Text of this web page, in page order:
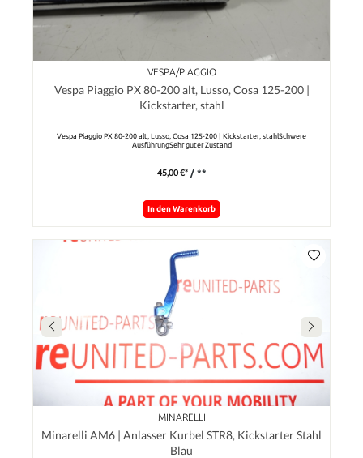
VESPA/PIAGGIO
Vespa Piaggio PX 80-200 alt, Lusso, Cosa 125-200 |
Kickstarter, stahl
Vespa Piaggio PX 80-200 alt, Lusso, Cosa 125-200 | Kickstarter, stahlSchwere
AusführungSehr guter Zustand
45,00 €* / **
In den Warenkorb
MINARELLI
Minarelli AM6 | Anlasser Kurbel STR8, Kickstarter Stahl
Blau